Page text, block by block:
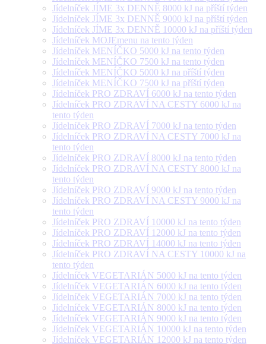
Jídelníček JÍME 3x DENNĚ 8000 kJ na příští týden
Jídelníček JÍME 3x DENNĚ 9000 kJ na příští týden
Jídelníček JÍME 3x DENNĚ 10000 kJ na příští týden
Jídelníček MOJEmenu na tento týden
Jídelníček MENÍČKO 5000 kJ na tento týden
Jídelníček MENÍČKO 7500 kJ na tento týden
Jídelníček MENÍČKO 5000 kJ na příští týden
Jídelníček MENÍČKO 7500 kJ na příští týden
Jídelníček PRO ZDRAVÍ 6000 kJ na tento týden
Jídelníček PRO ZDRAVÍ NA CESTY 6000 kJ na
tento týden
Jídelníček PRO ZDRAVÍ 7000 kJ na tento týden
Jídelníček PRO ZDRAVÍ NA CESTY 7000 kJ na
tento týden
Jídelníček PRO ZDRAVÍ 8000 kJ na tento týden
Jídelníček PRO ZDRAVÍ NA CESTY 8000 kJ na
tento týden
Jídelníček PRO ZDRAVÍ 9000 kJ na tento týden
Jídelníček PRO ZDRAVÍ NA CESTY 9000 kJ na
tento týden
Jídelníček PRO ZDRAVÍ 10000 kJ na tento týden
Jídelníček PRO ZDRAVÍ 12000 kJ na tento týden
Jídelníček PRO ZDRAVÍ 14000 kJ na tento týden
Jídelníček PRO ZDRAVÍ NA CESTY 10000 kJ na
tento týden
Jídelníček VEGETARIÁN 5000 kJ na tento týden
Jídelníček VEGETARIÁN 6000 kJ na tento týden
Jídelníček VEGETARIÁN 7000 kJ na tento týden
Jídelníček VEGETARIÁN 8000 kJ na tento týden
Jídelníček VEGETARIÁN 9000 kJ na tento týden
Jídelníček VEGETARIÁN 10000 kJ na tento týden
Jídelníček VEGETARIÁN 12000 kJ na tento týden